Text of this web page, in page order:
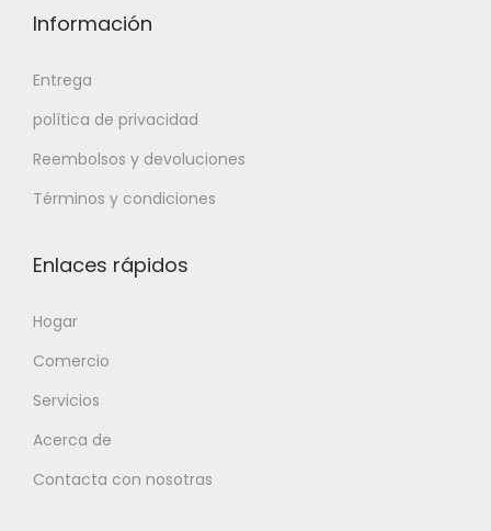
Información
Entrega
política de privacidad
Reembolsos y devoluciones
Términos y condiciones
Enlaces rápidos
Hogar
Comercio
Servicios
Acerca de
Contacta con nosotras